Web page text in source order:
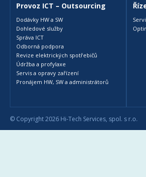
Provoz ICT – Outsourcing
Dodávky HW a SW
Dohledové služby
Správa ICT
Odborná podpora
Revize elektrických spotřebičů
Údržba a profylaxe
Servis a opravy zařízení
Pronájem HW, SW a administrátorů
© Copyright 2026 Hi-Tech Services, spol. s r.o.